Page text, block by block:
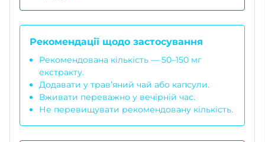
Рекомендації щодо застосування
Рекомендована кількість — 50–150 мг
екстракту.
Додавати у трав’яний чай або капсули.
Вживати переважно у вечірній час.
Не перевищувати рекомендовану кількість.